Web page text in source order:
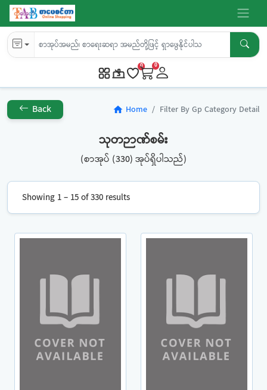
0 0
Back home Home Filter By Gp Category Detail
သုတဉာဏ်စမ်း
(စာအုပ် (330) အုပ်ရှိပါသည်)
Showing 1 – 15 of 330 results